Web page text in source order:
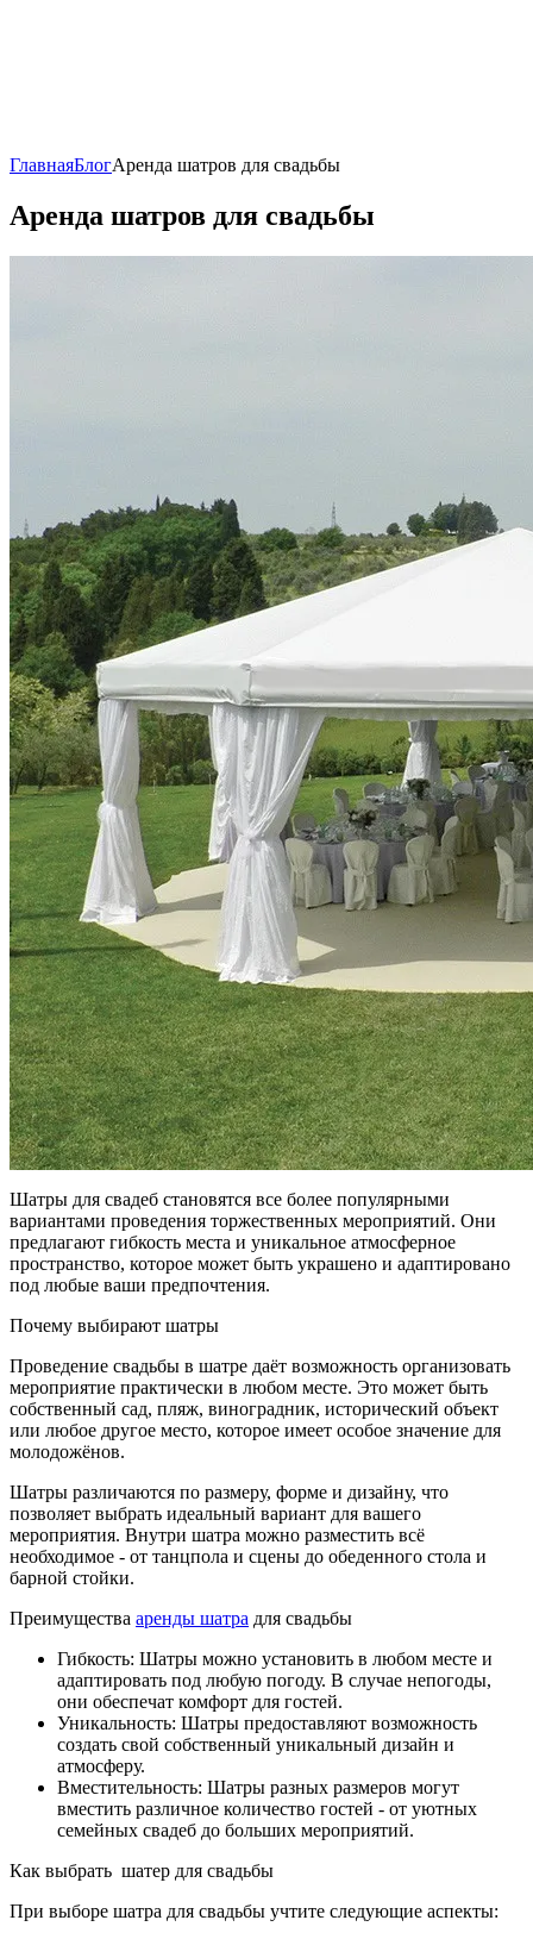
ГлавнаяБлогАренда шатров для свадьбы
Аренда шатров для свадьбы
Шатры для свадеб становятся все более популярными
вариантами проведения торжественных мероприятий. Они
предлагают гибкость места и уникальное атмосферное
пространство, которое может быть украшено и адаптировано
под любые ваши предпочтения.
Почему выбирают шатры
Проведение свадьбы в шатре даёт возможность организовать
мероприятие практически в любом месте. Это может быть
собственный сад, пляж, виноградник, исторический объект
или любое другое место, которое имеет особое значение для
молодожёнов.
Шатры различаются по размеру, форме и дизайну, что
позволяет выбрать идеальный вариант для вашего
мероприятия. Внутри шатра можно разместить всё
необходимое - от танцпола и сцены до обеденного стола и
барной стойки.
Преимущества аренды шатра для свадьбы
Гибкость: Шатры можно установить в любом месте и
адаптировать под любую погоду. В случае непогоды,
они обеспечат комфорт для гостей.
Уникальность: Шатры предоставляют возможность
создать свой собственный уникальный дизайн и
атмосферу.
Вместительность: Шатры разных размеров могут
вместить различное количество гостей - от уютных
семейных свадеб до больших мероприятий.
Как выбрать шатер для свадьбы
При выборе шатра для свадьбы учтите следующие аспекты: